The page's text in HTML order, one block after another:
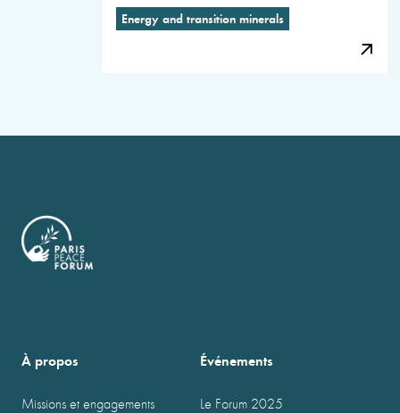
Energy and transition minerals
À propos
Missions et engagements
Événements
Le Forum 2025